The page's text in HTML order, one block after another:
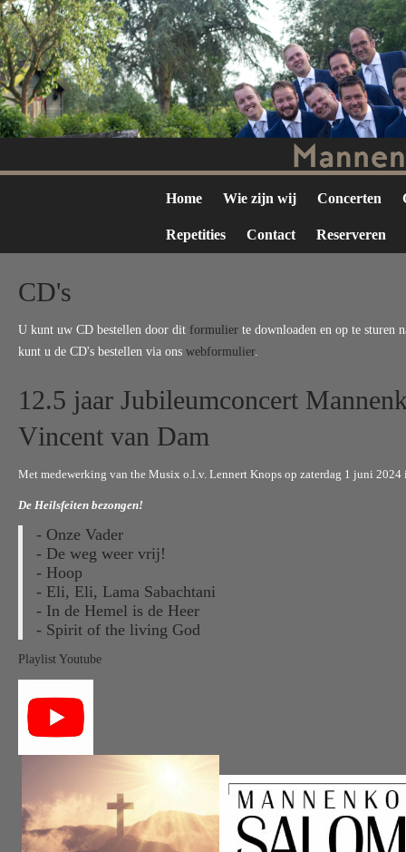
Home Wie zijn wij Concerten
Repetities Contact Reserveren
CD's
U kunt uw CD bestellen door dit formulier te downloaden en op te sturen
kunt u de CD's bestellen via ons webformulier.
12.5 jaar Jubileumconcert
Vincent van Dam
Met medewerking van the Musix o.l.v. Lennert Knops‬ op zaterdag 1 juni 2024
De Heilsfeiten bezongen!
- Onze Vader
- De weg weer vrij!
- Hoop
- Eli, Eli, Lama Sabachtani
- In de Hemel is de Heer
- Spirit of the living God
Playlist Youtube